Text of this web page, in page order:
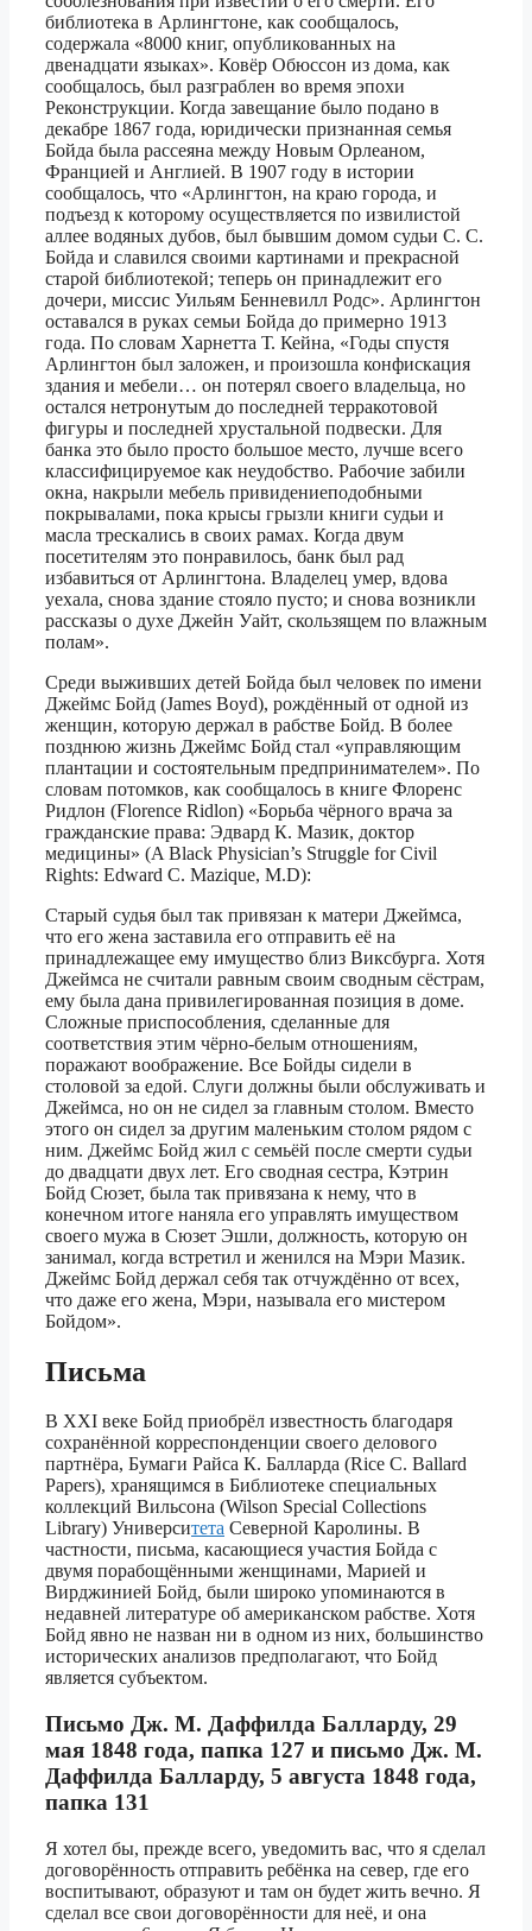
библиотека в Арлингтоне, как сообщалось,
содержала «8000 книг, опубликованных на
двенадцати языках». Ковёр Обюссон из дома, как
сообщалось, был разграблен во время эпохи
Реконструкции. Когда завещание было подано в
декабре 1867 года, юридически признанная семья
Бойда была рассеяна между Новым Орлеаном,
Францией и Англией. В 1907 году в истории
сообщалось, что «Арлингтон, на краю города, и
подъезд к которому осуществляется по извилистой
аллее водяных дубов, был бывшим домом судьи С. С.
Бойда и славился своими картинами и прекрасной
старой библиотекой; теперь он принадлежит его
дочери, миссис Уильям Бенневилл Родс». Арлингтон
оставался в руках семьи Бойда до примерно 1913
года. По словам Харнетта Т. Кейна, «Годы спустя
Арлингтон был заложен, и произошла конфискация
здания и мебели… он потерял своего владельца, но
остался нетронутым до последней терракотовой
фигуры и последней хрустальной подвески. Для
банка это было просто большое место, лучше всего
классифицируемое как неудобство. Рабочие забили
окна, накрыли мебель привидениеподобными
покрывалами, пока крысы грызли книги судьи и
масла трескались в своих рамах. Когда двум
посетителям это понравилось, банк был рад
избавиться от Арлингтона. Владелец умер, вдова
уехала, снова здание стояло пусто; и снова возникли
рассказы о духе Джейн Уайт, скользящем по влажным
полам».
Среди выживших детей Бойда был человек по имени
Джеймс Бойд (James Boyd), рождённый от одной из
женщин, которую держал в рабстве Бойд. В более
позднюю жизнь Джеймс Бойд стал «управляющим
плантации и состоятельным предпринимателем». По
словам потомков, как сообщалось в книге Флоренс
Ридлон (Florence Ridlon) «Борьба чёрного врача за
гражданские права: Эдвард К. Мазик, доктор
медицины» (A Black Physician’s Struggle for Civil
Rights: Edward C. Mazique, M.D):
Старый судья был так привязан к матери Джеймса,
что его жена заставила его отправить её на
принадлежащее ему имущество близ Виксбурга. Хотя
Джеймса не считали равным своим сводным сёстрам,
ему была дана привилегированная позиция в доме.
Сложные приспособления, сделанные для
соответствия этим чёрно-белым отношениям,
поражают воображение. Все Бойды сидели в
столовой за едой. Слуги должны были обслуживать и
Джеймса, но он не сидел за главным столом. Вместо
этого он сидел за другим маленьким столом рядом с
ним. Джеймс Бойд жил с семьёй после смерти судьи
до двадцати двух лет. Его сводная сестра, Кэтрин
Бойд Сюзет, была так привязана к нему, что в
конечном итоге наняла его управлять имуществом
своего мужа в Сюзет Эшли, должность, которую он
занимал, когда встретил и женился на Мэри Мазик.
Джеймс Бойд держал себя так отчуждённо от всех,
что даже его жена, Мэри, называла его мистером
Бойдом».
Письма
В XXI веке Бойд приобрёл известность благодаря
сохранённой корреспонденции своего делового
партнёра, Бумаги Райса К. Балларда (Rice C. Ballard
Papers), хранящимся в Библиотеке специальных
коллекций Вильсона (Wilson Special Collections
Library) Университета Северной Каролины. В
частности, письма, касающиеся участия Бойда с
двумя порабощёнными женщинами, Марией и
Вирджинией Бойд, были широко упоминаются в
недавней литературе об американском рабстве. Хотя
Бойд явно не назван ни в одном из них, большинство
исторических анализов предполагают, что Бойд
является субъектом.
Письмо Дж. М. Даффилда Балларду, 29
мая 1848 года, папка 127 и письмо Дж. М.
Даффилда Балларду, 5 августа 1848 года,
папка 131
Я хотел бы, прежде всего, уведомить вас, что я сделал
договорённость отправить ребёнка на север, где его
воспитывают, образуют и там он будет жить вечно. Я
сделал все свои договорённости для неё, и она